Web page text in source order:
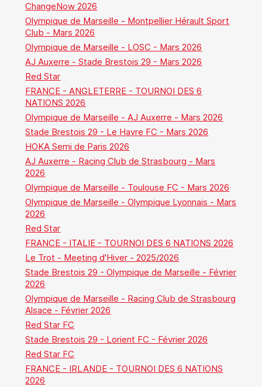
ChangeNow 2026
Olympique de Marseille - Montpellier Hérault Sport
Club - Mars 2026
Olympique de Marseille - LOSC - Mars 2026
AJ Auxerre - Stade Brestois 29 - Mars 2026
Red Star
FRANCE - ANGLETERRE - TOURNOI DES 6
NATIONS 2026
Olympique de Marseille - AJ Auxerre - Mars 2026
Stade Brestois 29 - Le Havre FC - Mars 2026
HOKA Semi de Paris 2026
AJ Auxerre - Racing Club de Strasbourg - Mars
2026
Olympique de Marseille - Toulouse FC - Mars 2026
Olympique de Marseille - Olympique Lyonnais - Mars
2026
Red Star
FRANCE - ITALIE - TOURNOI DES 6 NATIONS 2026
Le Trot - Meeting d'Hiver - 2025/2026
Stade Brestois 29 - Olympique de Marseille - Février
2026
Olympique de Marseille - Racing Club de Strasbourg
Alsace - Février 2026
Red Star FC
Stade Brestois 29 - Lorient FC - Février 2026
Red Star FC
FRANCE - IRLANDE - TOURNOI DES 6 NATIONS
2026